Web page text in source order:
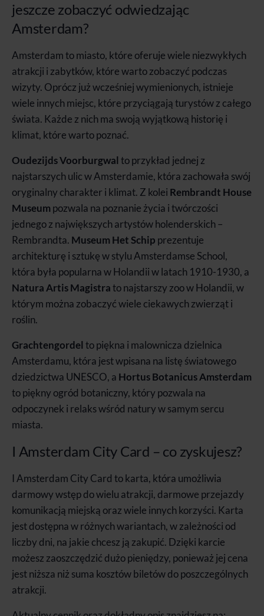
jeszcze zobaczyć odwiedzając
Amsterdam?
Amsterdam to miasto, które oferuje wiele niezwykłych
atrakcji i zabytków, które warto zobaczyć podczas
wizyty. Oprócz już wcześniej wymienionych, istnieje
wiele innych miejsc, które przyciągają turystów z całego
świata. Każde z nich ma swoją wyjątkową historię i
klimat, które warto poznać.
Oudezijds Voorburgwal to przykład jednej z
najstarszych ulic w Amsterdamie, która zachowała swój
oryginalny charakter i klimat. Z kolei Rembrandt House
Museum pozwala na poznanie życia i twórczości
jednego z największych artystów holenderskich –
Rembrandta. Museum Het Schip prezentuje
architekturę i sztukę w stylu Amsterdamse School,
która była popularna w Holandii w latach 1910-1930, a
Natura Artis Magistrato najstarszy zoo w Holandii, w
którym można zobaczyć wiele ciekawych zwierząt i
roślin.
Grachtengordel to piękna i malownicza dzielnica
Amsterdamu, która jest wpisana na listę światowego
dziedzictwa UNESCO, a Hortus Botanicus Amsterdam
to piękny ogród botaniczny, który pozwala na
odpoczynek i relaks wśród natury w samym sercu
miasta.
I Amsterdam City Card – co zyskujesz?
I Amsterdam City Card to karta, która umożliwia
darmowy wstęp do wielu atrakcji, darmowe przejazdy
komunikacją miejską oraz wiele innych korzyści. Karta
jest dostępna w różnych wariantach, w zależności od
liczby dni, na jakie chcesz ją zakupić. Dzięki karcie
możesz zaoszczędzić dużo pieniędzy, ponieważ jej cena
jest niższa niż suma kosztów biletów do poszczególnych
atrakcji.